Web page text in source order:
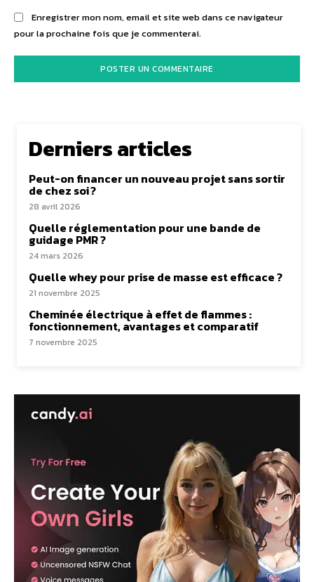
Enregistrer mon nom, email et site web dans ce navigateur
pour la prochaine fois que je commenterai.
Derniers articles
Peut-on financer un nouveau projet sans sortir
de chez soi ?
28 avril 2026
Quelle réglementation pour une bande de
guidage PMR ?
24 mars 2026
Quelle whey pour prise de masse est efficace ?
21 novembre 2025
Cheminée électrique à effet de flammes :
fonctionnement, avantages et comparatif
7 novembre 2025